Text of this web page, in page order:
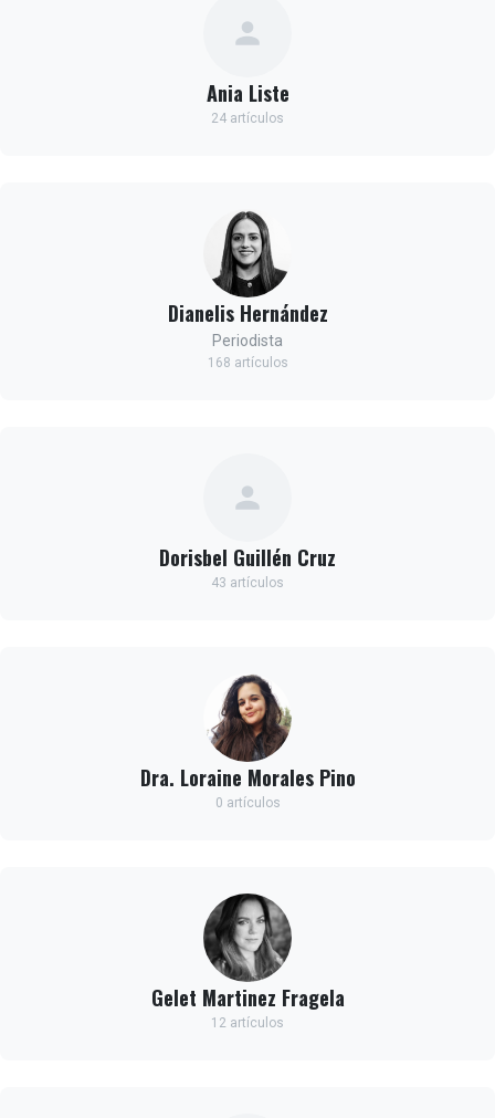
Ania Liste
24 artículos
Dianelis Hernández
Periodista
168 artículos
Dorisbel Guillén Cruz
43 artículos
Dra. Loraine Morales Pino
0 artículos
Gelet Martinez Fragela
12 artículos